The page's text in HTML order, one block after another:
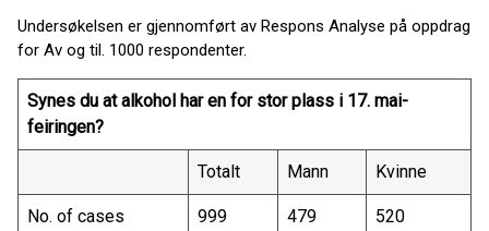
Undersøkelsen er gjennomført av Respons Analyse på oppdrag
for Av og til. 1000 respondenter.
Synes du at alkohol har en for stor plass i 17. mai-
feiringen?
Totalt Mann Kvinne
No. of cases 999 479 520